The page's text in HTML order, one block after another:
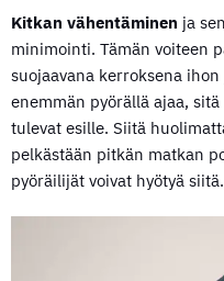
Kitkan vähentäminen ja
minimointi. Tämän voiteen
suojaavana kerroksena
enemmän pyörällä ajaa,
tulevat esille. Siitä
pelkästään pitkän matkan
pyöräilijät voivat hyötyä siitä.